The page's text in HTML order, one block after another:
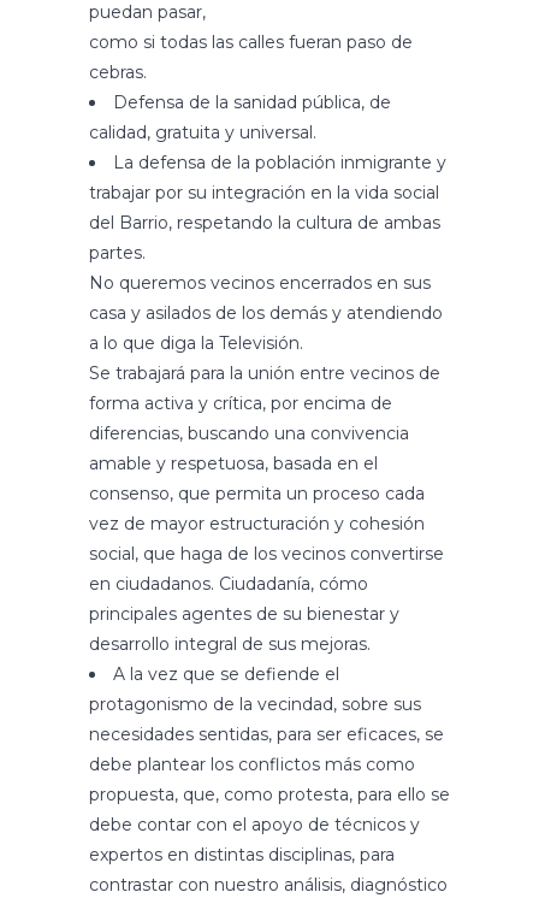
puedan pasar,
como si todas las calles fueran paso de
cebras.
Defensa de la sanidad pública, de
calidad, gratuita y universal.
La defensa de la población inmigrante y
trabajar por su integración en la vida social
del Barrio, respetando la cultura de ambas
partes.
No queremos vecinos encerrados en sus
casa y asilados de los demás y atendiendo
a lo que diga la Televisión.
Se trabajará para la unión entre vecinos de
forma activa y crítica, por encima de
diferencias, buscando una convivencia
amable y respetuosa, basada en el
consenso, que permita un proceso cada
vez de mayor estructuración y cohesión
social, que haga de los vecinos convertirse
en ciudadanos. Ciudadanía, cómo
principales agentes de su bienestar y
desarrollo integral de sus mejoras.
A la vez que se defiende el
protagonismo de la vecindad, sobre sus
necesidades sentidas, para ser eficaces, se
debe plantear los conflictos más como
propuesta, que, como protesta, para ello se
debe contar con el apoyo de técnicos y
expertos en distintas disciplinas, para
contrastar con nuestro análisis, diagnóstico